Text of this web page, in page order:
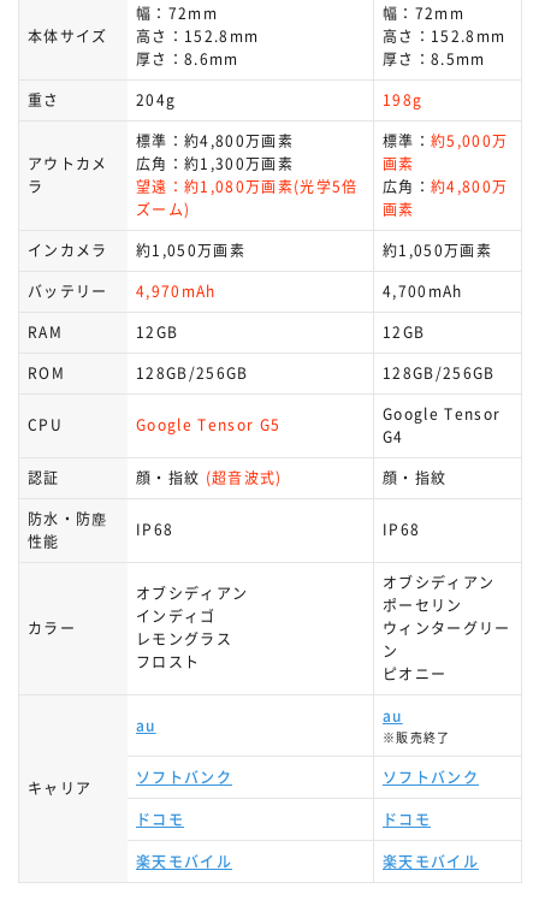
本体サイズ
幅：72mm
高さ：152.8mm
厚さ：8.6mm
幅：72mm
高さ：152.8mm
厚さ：8.5mm
重さ
204g 198g
アウトカメ
ラ
標準：約4,800万画素
広角：約1,300万画素
望遠：約1,080万画素(光学5倍
ズーム)
標準： 約5,000万
画素
広角： 約4,800万
画素
インカメラ
約1,050万画素
約1,050万画素
バッテリー
4,970mAh
4,700mAh
RAM
12GB
12GB
ROM
128GB/256GB 128GB/256GB
CPU Google Tensor G5
Google Tensor
G4
認証
顔・指紋 (超音波式)
顔・指紋
防水・防塵
性能
IP68 IP68
カラー
オブシディアン
インディゴ
レモングラス
フロスト
オブシディアン
ポーセリン
ウィンターグリー
ン
ピオニー
キャリア
au au
※販売終了
ソフトバンク ソフトバンク
ドコモ ドコモ
楽天モバイル 楽天モバイル